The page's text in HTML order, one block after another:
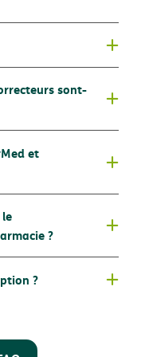
®
sont-
et
?
chez votre
et des
?